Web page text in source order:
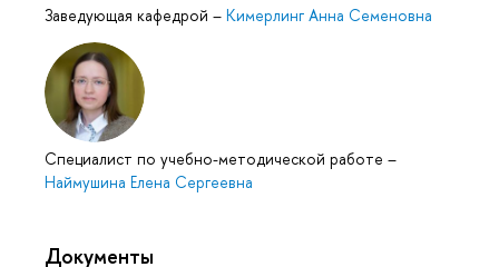
Заведующая кафедрой – Кимерлинг Анна Семеновна
Специалист по учебно-методической работе –
Наймушина Елена Сергеевна
Документы